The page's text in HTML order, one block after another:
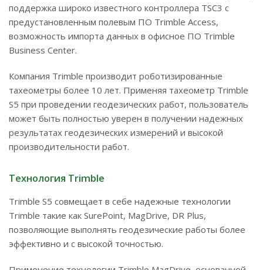
поддержка широко известного контроллера TSC3 с
предустановленным полевым ПО Trimble Access,
возможность импорта данных в офисное ПО Trimble
Business Center.
Компания Trimble производит роботизированные
тахеометры более 10 лет. Применяя тахеометр Trimble
S5 при проведении геодезических работ, пользователь
может быть полностью уверен в получении надежных
результатах геодезических измерений и высокой
производительности работ.
Технология Trimble
Trimble S5 совмещает в себе надежные технологии
Trimble такие как SurePoint, MagDrive, DR Plus,
позволяющие выполнять геодезические работы более
эффективно и с высокой точностью.